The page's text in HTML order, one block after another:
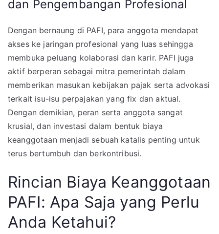
dan Pengembangan Profesional
Dengan bernaung di PAFI, para anggota mendapat
akses ke jaringan profesional yang luas sehingga
membuka peluang kolaborasi dan karir. PAFI juga
aktif berperan sebagai mitra pemerintah dalam
memberikan masukan kebijakan pajak serta advokasi
terkait isu-isu perpajakan yang fix dan aktual.
Dengan demikian, peran serta anggota sangat
krusial, dan investasi dalam bentuk biaya
keanggotaan menjadi sebuah katalis penting untuk
terus bertumbuh dan berkontribusi.
Rincian Biaya Keanggotaan
PAFI: Apa Saja yang Perlu
Anda Ketahui?